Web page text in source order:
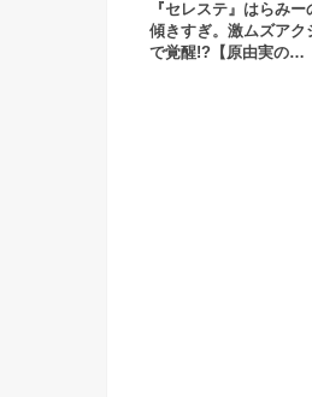
『セレステ』はらみー
傾きすぎ。激ムズアク
で覚醒!?【原由実の…